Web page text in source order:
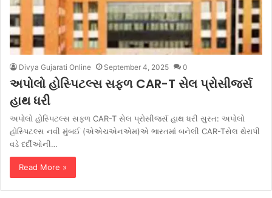
Divya Gujarati Online September 4, 2025 0
અપોલો હોસ્પિટલ્સ સફળ CAR-T સેલ પ્રોસીજર્સ
હાથ ધરી
અપોલો હોસ્પિટલ્સ સફળ CAR-T સેલ પ્રોસીજર્સ હાથ ધરી સુરત: અપોલો
હોસ્પિટલ્સ નવી મુંબઈ (એએચએનએમ)એ ભારતમાં બનેલી CAR-Tસેલ થેરાપી
વડે દર્દીઓની…
Read More »